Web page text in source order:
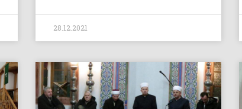
28.12.2021